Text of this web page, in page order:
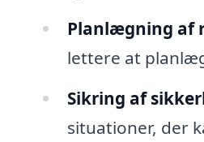
Planlægning af
lettere at
Sikring af
situationer, der